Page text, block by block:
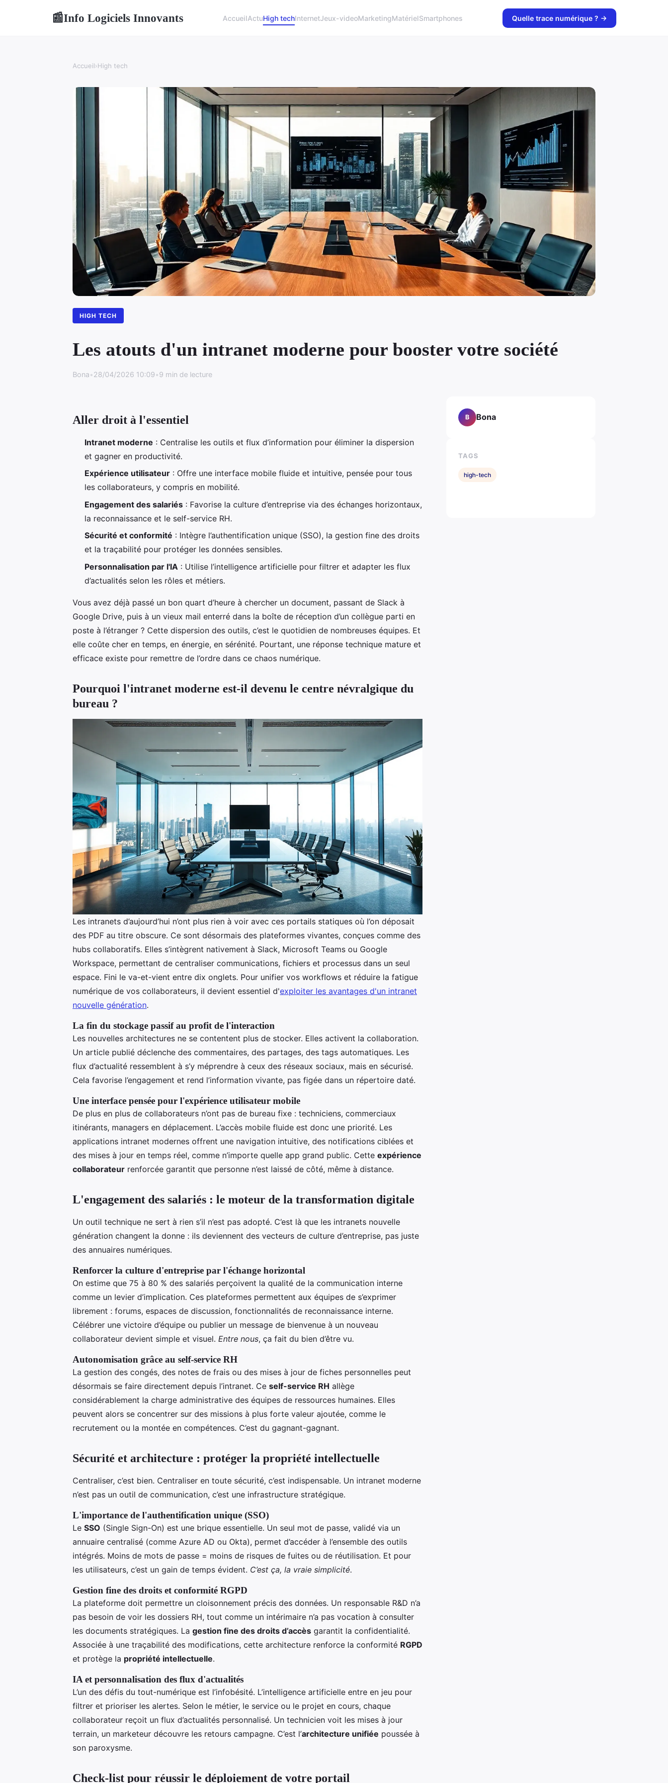
📰Info Logiciels Innovants AccueilActuHigh techInternetJeux-videoMarketingMatérielSmartphones Quelle trace numérique ? →
Accueil›High tech
HIGH TECH
Les atouts d'un intranet moderne pour booster votre société
Bona•28/04/2026 10:09•9 min de lecture
Aller droit à l'essentiel
Intranet moderne : Centralise les outils et flux d’information pour éliminer la dispersion
et gagner en productivité.
Expérience utilisateur : Offre une interface mobile fluide et intuitive, pensée pour tous
les collaborateurs, y compris en mobilité.
Engagement des salariés : Favorise la culture d’entreprise via des échanges horizontaux,
la reconnaissance et le self-service RH.
Sécurité et conformité : Intègre l’authentification unique (SSO), la gestion fine des droits
et la traçabilité pour protéger les données sensibles.
Personnalisation par l'IA : Utilise l’intelligence artificielle pour filtrer et adapter les flux
d’actualités selon les rôles et métiers.
Vous avez déjà passé un bon quart d’heure à chercher un document, passant de Slack à
Google Drive, puis à un vieux mail enterré dans la boîte de réception d’un collègue parti en
poste à l’étranger ? Cette dispersion des outils, c’est le quotidien de nombreuses équipes. Et
elle coûte cher en temps, en énergie, en sérénité. Pourtant, une réponse technique mature et
efficace existe pour remettre de l’ordre dans ce chaos numérique.
Pourquoi l'intranet moderne est-il devenu le centre névralgique du
bureau ?
Les intranets d’aujourd’hui n’ont plus rien à voir avec ces portails statiques où l’on déposait
des PDF au titre obscure. Ce sont désormais des plateformes vivantes, conçues comme des
hubs collaboratifs. Elles s’intègrent nativement à Slack, Microsoft Teams ou Google
Workspace, permettant de centraliser communications, fichiers et processus dans un seul
espace. Fini le va-et-vient entre dix onglets. Pour unifier vos workflows et réduire la fatigue
numérique de vos collaborateurs, il devient essentiel d'exploiter les avantages d'un intranet
nouvelle génération.
La fin du stockage passif au profit de l'interaction
Les nouvelles architectures ne se contentent plus de stocker. Elles activent la collaboration.
Un article publié déclenche des commentaires, des partages, des tags automatiques. Les
flux d’actualité ressemblent à s’y méprendre à ceux des réseaux sociaux, mais en sécurisé.
Cela favorise l’engagement et rend l’information vivante, pas figée dans un répertoire daté.
Une interface pensée pour l'expérience utilisateur mobile
De plus en plus de collaborateurs n’ont pas de bureau fixe : techniciens, commerciaux
itinérants, managers en déplacement. L’accès mobile fluide est donc une priorité. Les
applications intranet modernes offrent une navigation intuitive, des notifications ciblées et
des mises à jour en temps réel, comme n’importe quelle app grand public. Cette expérience
collaborateur renforcée garantit que personne n’est laissé de côté, même à distance.
L'engagement des salariés : le moteur de la transformation digitale
Un outil technique ne sert à rien s’il n’est pas adopté. C’est là que les intranets nouvelle
génération changent la donne : ils deviennent des vecteurs de culture d’entreprise, pas juste
des annuaires numériques.
Renforcer la culture d'entreprise par l'échange horizontal
On estime que 75 à 80 % des salariés perçoivent la qualité de la communication interne
comme un levier d’implication. Ces plateformes permettent aux équipes de s’exprimer
librement : forums, espaces de discussion, fonctionnalités de reconnaissance interne.
Célébrer une victoire d’équipe ou publier un message de bienvenue à un nouveau
collaborateur devient simple et visuel. Entre nous, ça fait du bien d’être vu.
Autonomisation grâce au self-service RH
La gestion des congés, des notes de frais ou des mises à jour de fiches personnelles peut
désormais se faire directement depuis l’intranet. Ce self-service RH allège
considérablement la charge administrative des équipes de ressources humaines. Elles
peuvent alors se concentrer sur des missions à plus forte valeur ajoutée, comme le
recrutement ou la montée en compétences. C’est du gagnant-gagnant.
Sécurité et architecture : protéger la propriété intellectuelle
Centraliser, c’est bien. Centraliser en toute sécurité, c’est indispensable. Un intranet moderne
n’est pas un outil de communication, c’est une infrastructure stratégique.
L'importance de l'authentification unique (SSO)
Le SSO (Single Sign-On) est une brique essentielle. Un seul mot de passe, validé via un
annuaire centralisé (comme Azure AD ou Okta), permet d’accéder à l’ensemble des outils
intégrés. Moins de mots de passe = moins de risques de fuites ou de réutilisation. Et pour
les utilisateurs, c’est un gain de temps évident. C’est ça, la vraie simplicité.
Gestion fine des droits et conformité RGPD
La plateforme doit permettre un cloisonnement précis des données. Un responsable R&D n’a
pas besoin de voir les dossiers RH, tout comme un intérimaire n’a pas vocation à consulter
les documents stratégiques. La gestion fine des droits d’accès garantit la confidentialité.
Associée à une traçabilité des modifications, cette architecture renforce la conformité RGPD
et protège la propriété intellectuelle.
IA et personnalisation des flux d'actualités
L’un des défis du tout-numérique est l’infobésité. L’intelligence artificielle entre en jeu pour
filtrer et prioriser les alertes. Selon le métier, le service ou le projet en cours, chaque
collaborateur reçoit un flux d’actualités personnalisé. Un technicien voit les mises à jour
terrain, un marketeur découvre les retours campagne. C’est l’architecture unifiée poussée à
son paroxysme.
Check-list pour réussir le déploiement de votre portail
B Bona
TAGS
high-tech